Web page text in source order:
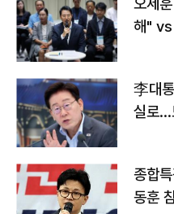
오세
해" vs
李대
실로…
종합
동훈